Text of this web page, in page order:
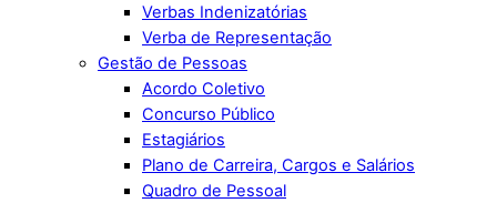
Verbas Indenizatórias
Verba de Representação
Gestão de Pessoas
Acordo Coletivo
Concurso Público
Estagiários
Plano de Carreira, Cargos e Salários
Quadro de Pessoal